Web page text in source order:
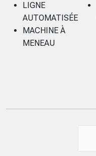
LIGNE
AUTOMATISÉE
MACHINE À
MENEAU